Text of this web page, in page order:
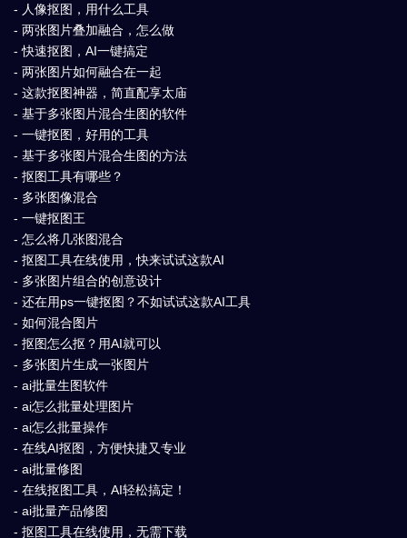
- 人像抠图，用什么工具
- 两张图片叠加融合，怎么做
- 快速抠图，AI一键搞定
- 两张图片如何融合在一起
- 这款抠图神器，简直配享太庙
- 基于多张图片混合生图的软件
- 一键抠图，好用的工具
- 基于多张图片混合生图的方法
- 抠图工具有哪些？
- 多张图像混合
- 一键抠图王
- 怎么将几张图混合
- 抠图工具在线使用，快来试试这款AI
- 多张图片组合的创意设计
- 还在用ps一键抠图？不如试试这款AI工具
- 如何混合图片
- 抠图怎么抠？用AI就可以
- 多张图片生成一张图片
- ai批量生图软件
- ai怎么批量处理图片
- ai怎么批量操作
- 在线AI抠图，方便快捷又专业
- ai批量修图
- 在线抠图工具，AI轻松搞定！
- ai批量产品修图
- 抠图工具在线使用，无需下载